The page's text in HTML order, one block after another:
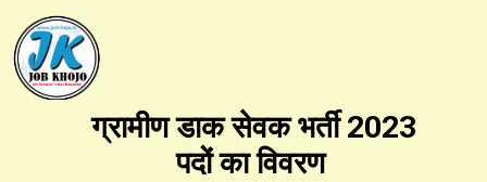
ग्रामीण डाक सेवक भर्ती 2023
पदों का विवरण